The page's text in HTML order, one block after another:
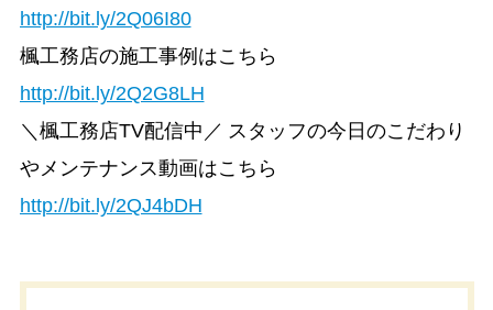
http://bit.ly/2Q06I80
楓工務店の施工事例はこちら
http://bit.ly/2Q2G8LH
＼楓工務店TV配信中／ スタッフの今日のこだわり
やメンテナンス動画はこちら
http://bit.ly/2QJ4bDH